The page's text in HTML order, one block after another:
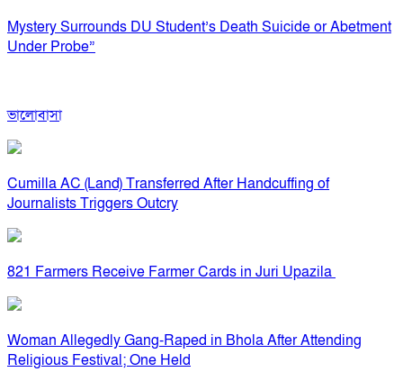
Mystery Surrounds DU Student’s Death Suicide or Abetment
Under Probe”
ভালোবাসা
Cumilla AC (Land) Transferred After Handcuffing of
Journalists Triggers Outcry
821 Farmers Receive Farmer Cards in Juri Upazila
Woman Allegedly Gang-Raped in Bhola After Attending
Religious Festival; One Held